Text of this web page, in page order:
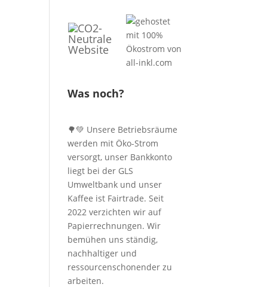
Was noch?
🌳💚 Unsere Betriebsräume
werden mit Öko-Strom
versorgt, unser Bankkonto
liegt bei der GLS
Umweltbank und unser
Kaffee ist Fairtrade. Seit
2022 verzichten wir auf
Papierrechnungen. Wir
bemühen uns ständig,
nachhaltiger und
ressourcenschonender zu
arbeiten.